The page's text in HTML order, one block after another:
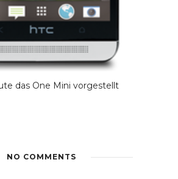
das One Mini vorgestellt
NO COMMENTS